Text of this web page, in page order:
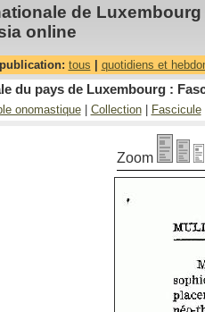
de Luxembourg
online
tous quotidiens et
du pays de Luxembourg :
onomastique| Collection| Fascicule
Zoom